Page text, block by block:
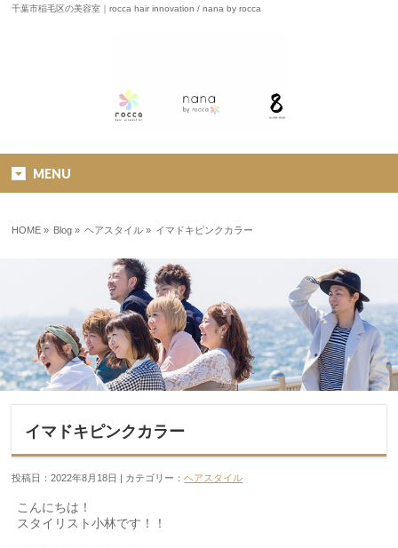
千葉市稲毛区の美容室｜rocca hair innovation / nana by rocca
MENU
HOME » Blog » ヘアスタイル » イマドキピンクカラー
イマドキピンクカラー
投稿日：2022年8月18日 | カテゴリー：ヘアスタイル
こんにちは！
スタイリスト小林です！！